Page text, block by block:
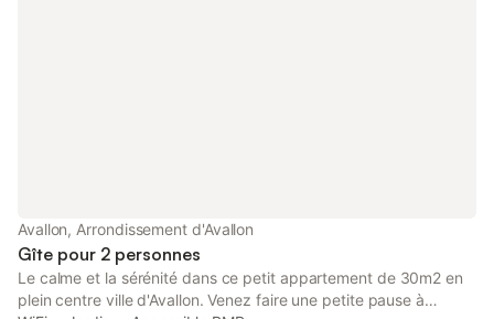
Avallon, Arrondissement d'Avallon
Gîte pour 2 personnes
Le calme et la sérénité dans ce petit appartement de 30m2 en
plein centre ville d'Avallon. Venez faire une petite pause à